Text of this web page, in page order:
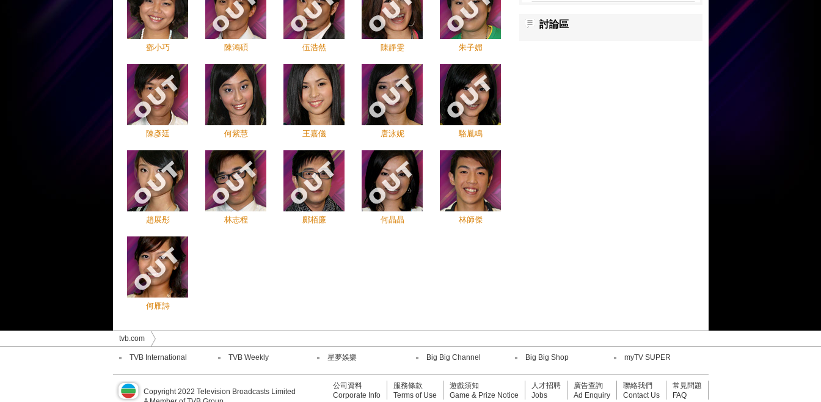
鄧小巧 陳鴻碩 伍浩然 陳靜雯 朱子媚
陳彥廷 何紫慧 王嘉儀 唐泳妮 駱胤鳴
趙展彤 林志程 鄺栢廉 何晶晶 林師傑
何雁詩
討論區
tvb.com
TVB International TVB Weekly 星夢娛樂 Big Big Channel Big Big Shop myTV SUPER
Copyright 2022 Television Broadcasts Limited
公司資料
Corporate Info
服務條款
Terms of Use
遊戲須知
Game & Prize Notice
人才招聘
Jobs
廣告查詢
Ad Enquiry
聯絡我們
Contact Us
常見問題
FAQ